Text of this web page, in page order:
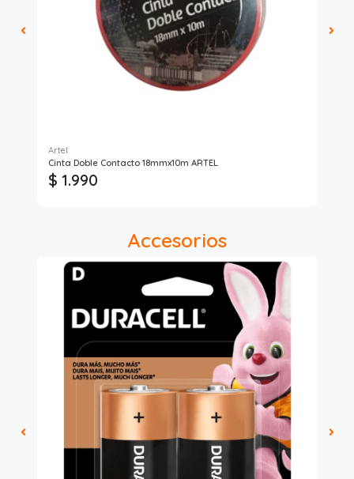
Artel
Cinta Doble Contacto 18mmx10m ARTEL
$ 1.990
Accesorios